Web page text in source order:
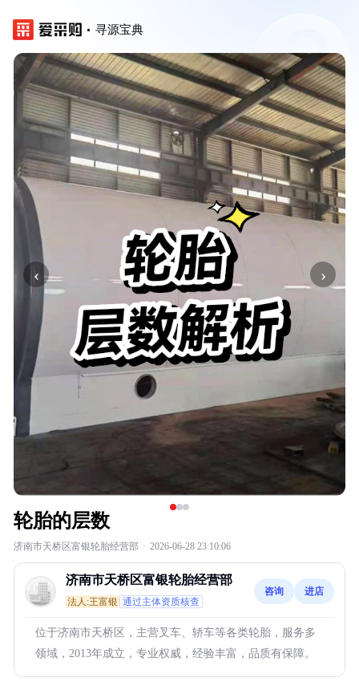
寻源宝典
‹ ›
轮胎的层数
济南市天桥区富银轮胎经营部 · 2026-06-28 23:10:06
济南市天桥区富银轮胎经营部
法人:王富银 通过主体资质核查
咨询 进店
位于济南市天桥区，主营叉车、轿车等各类轮胎，服务多
领域，2013年成立，专业权威，经验丰富，品质有保障。